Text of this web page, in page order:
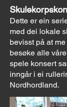
Dette er ein
med dei lokale
bevisst på at
besøke alle
spele konsert
inngår i ei
Nordhordland.